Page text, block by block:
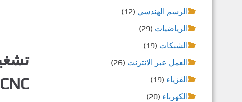
CNC
الرسم الهندسي (12)
الرياضيات (29)
الشبكات (19)
العمل عبر الانترنت (26)
الفزياء (19)
الكهرباء (20)